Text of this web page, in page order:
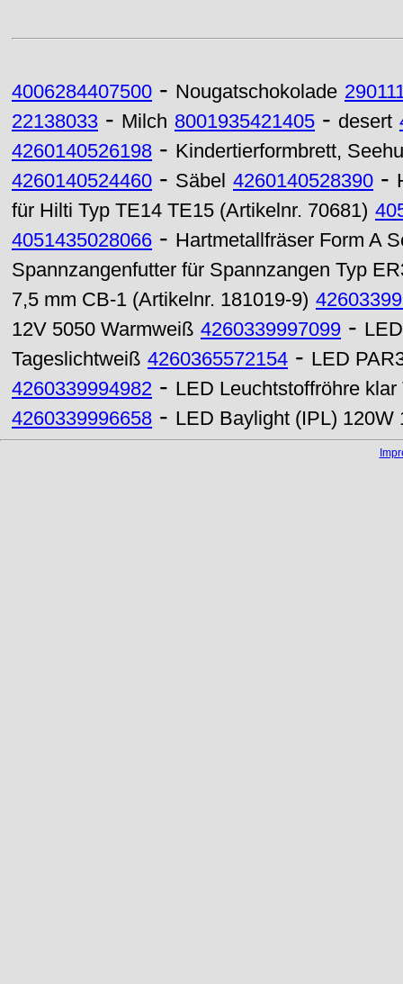
4006284407500 - Nougatschokolade
22138033 - Milch 8001935421405 - desert
4260140526198 - Kindertierformbrett,
4260140524460 - Säbel 4260140528390 -
für Hilti Typ TE14 TE15 (Artikelnr. 70681)
4051435028066 - Hartmetallfräser Form A
Spannzangenfutter für Spannzangen Typ
7,5 mm CB-1 (Artikelnr. 181019-9)
12V 5050 Warmweiß 4260339997099 -
Tageslichtweiß 4260365572154 - LED
4260339994982 - LED Leuchtstoffröhre
4260339996658 - LED Baylight (IPL) 120W